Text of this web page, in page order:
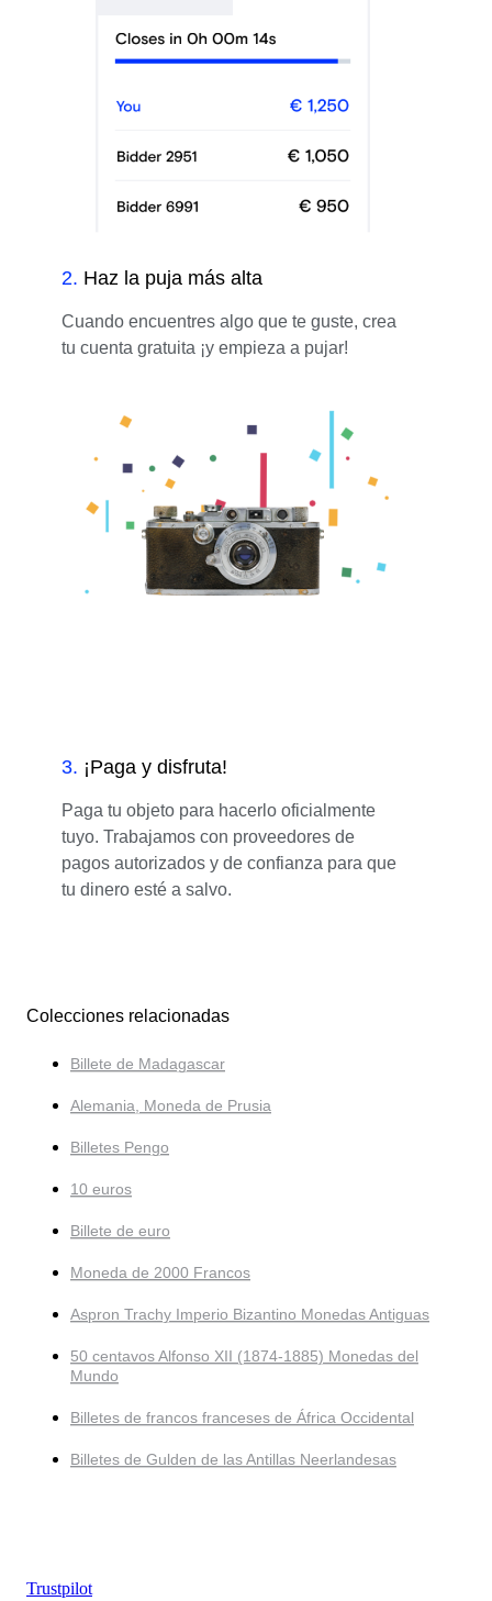
2. Haz la puja más alta
Cuando encuentres algo que te guste, crea
tu cuenta gratuita ¡y empieza a pujar!
3. ¡Paga y disfruta!
Paga tu objeto para hacerlo oficialmente
tuyo. Trabajamos con proveedores de
pagos autorizados y de confianza para que
tu dinero esté a salvo.
Colecciones relacionadas
Billete de Madagascar
Alemania, Moneda de Prusia
Billetes Pengo
10 euros
Billete de euro
Moneda de 2000 Francos
Aspron Trachy Imperio Bizantino Monedas Antiguas
50 centavos Alfonso XII (1874-1885) Monedas del
Mundo
Billetes de francos franceses de África Occidental
Billetes de Gulden de las Antillas Neerlandesas
Trustpilot